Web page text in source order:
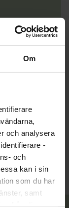
Om
och analysera
-
och
kan i sin
som du har
samt